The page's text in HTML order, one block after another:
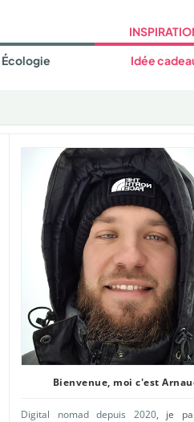
Écologie Idée
Bienvenue, moi c'est
Digital nomad depuis 2020, je